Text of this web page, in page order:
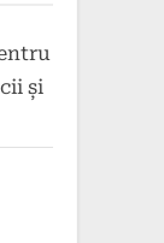
și